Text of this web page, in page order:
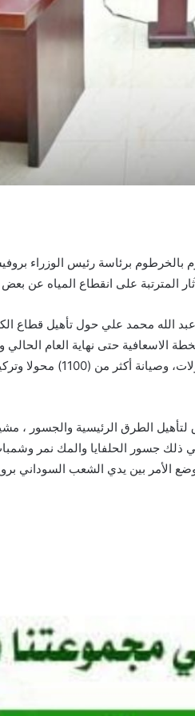
بالخرطوم برئاسة رئيس الوزراء
المترتبة على انقطاع المياه عن
محمد علي حول تأهيل قطاع
الاسعافية حتى نهاية العام
إدخال عدد من الوحدات المنتجة،
الطرق الرئيسية والجسور ،
جسور الحلفايا والمك نمر
الأمر بين يدي الشعب السوداني